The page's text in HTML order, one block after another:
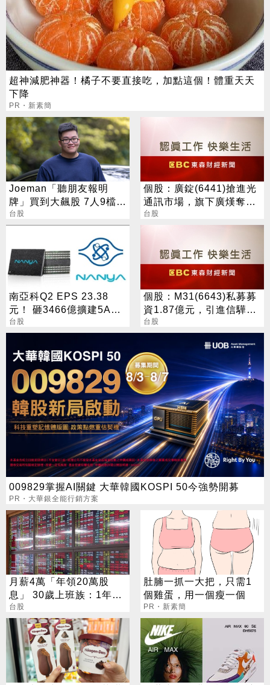
超神減肥神器！橘子不要直接吃，加點這個！體重天天
下降
PR・新素簡
Joeman「聽朋友報明
牌」買到大飆股 7人9檔股
票實測結果曝
台股
個股：廣錠(6441)搶進光
通訊市場，旗下廣熯奪美
系訂單，股價連噴漲停
台股
南亞科Q2 EPS 23.38
元！ 砸3466億擴建5A新
廠 今年資本支出增至697
億
台股
個股：M31(6643)私募募
資1.87億元，引進信驊為
策略性投資人
台股
009829掌握AI關鍵 大華韓國KOSPI 50今強勢開募
PR・大華銀全能行銷方案
月薪4萬「年領20萬股
息」 30歲上班族：1年只
在4個月買股
台股
肚腩一抓一大把，只需1
個雞蛋，用一個瘦一個
PR・新素簡